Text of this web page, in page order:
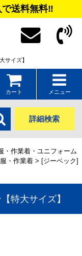
送料無料‼
サイズ】
カート メニュー
詳細検索
・作業着・ユニフォーム
・作業着 > [ジーベック]
特大サイズ】